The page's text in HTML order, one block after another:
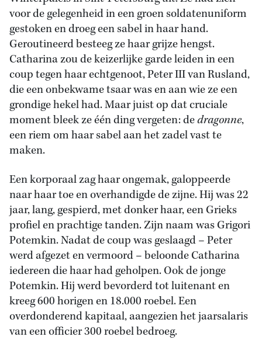
voor de gelegenheid in een groen soldatenuniform
gestoken en droeg een sabel in haar hand.
Geroutineerd besteeg ze haar grijze hengst.
Catharina zou de keizerlijke garde leiden in een
coup tegen haar echtgenoot, Peter III van Rusland,
die een onbekwame tsaar was en aan wie ze een
grondige hekel had. Maar juist op dat cruciale
moment bleek ze één ding vergeten: dedragonne,
een riem om haar sabel aan het zadel vast te
maken.
Een korporaal zag haar ongemak, galoppeerde
naar haar toe en overhandigde de zijne. Hij was 22
jaar, lang, gespierd, met donker haar, een Grieks
profiel en prachtige tanden. Zijn naam was Grigori
Potemkin. Nadat de coup was geslaagd – Peter
werd afgezet en vermoord – beloonde Catharina
iedereen die haar had geholpen. Ook de jonge
Potemkin. Hij werd bevorderd tot luitenant en
kreeg 600 horigen en 18.000 roebel. Een
overdonderend kapitaal, aangezien het jaarsalaris
van een officier 300 roebel bedroeg.